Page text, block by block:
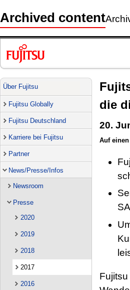
Archived content
Über Fujitsu
Fujitsu Globally
Fujitsu Deutschland
Karriere bei Fujitsu
Partner
News/Presse/Infos
Newsroom
Presse
2020
2019
2018
2017
2016
die
20.
Auf